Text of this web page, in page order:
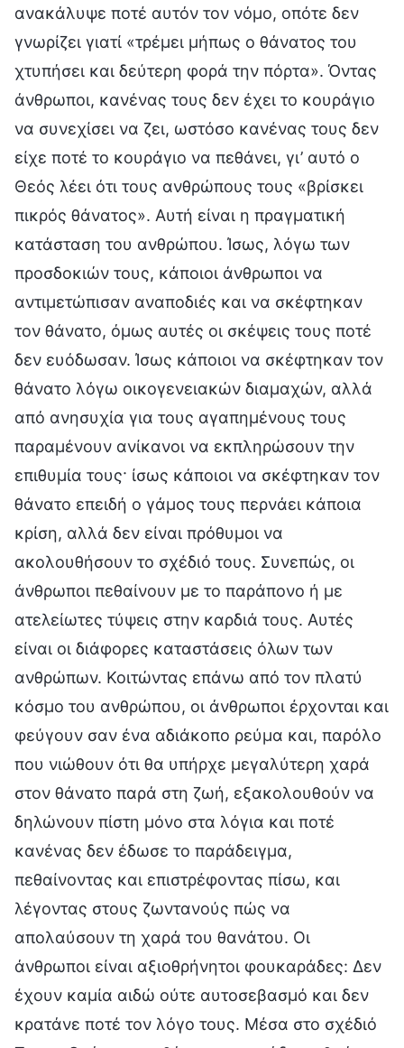
ανακάλυψε ποτέ αυτόν τον νόμο, οπότε δεν
γνωρίζει γιατί «τρέμει μήπως ο θάνατος του
χτυπήσει και δεύτερη φορά την πόρτα». Όντας
άνθρωποι, κανένας τους δεν έχει το κουράγιο
να συνεχίσει να ζει, ωστόσο κανένας τους δεν
είχε ποτέ το κουράγιο να πεθάνει, γι’ αυτό ο
Θεός λέει ότι τους ανθρώπους τους «βρίσκει
πικρός θάνατος». Αυτή είναι η πραγματική
κατάσταση του ανθρώπου. Ίσως, λόγω των
προσδοκιών τους, κάποιοι άνθρωποι να
αντιμετώπισαν αναποδιές και να σκέφτηκαν
τον θάνατο, όμως αυτές οι σκέψεις τους ποτέ
δεν ευόδωσαν. Ίσως κάποιοι να σκέφτηκαν τον
θάνατο λόγω οικογενειακών διαμαχών, αλλά
από ανησυχία για τους αγαπημένους τους
παραμένουν ανίκανοι να εκπληρώσουν την
επιθυμία τους· ίσως κάποιοι να σκέφτηκαν τον
θάνατο επειδή ο γάμος τους περνάει κάποια
κρίση, αλλά δεν είναι πρόθυμοι να
ακολουθήσουν το σχέδιό τους. Συνεπώς, οι
άνθρωποι πεθαίνουν με το παράπονο ή με
ατελείωτες τύψεις στην καρδιά τους. Αυτές
είναι οι διάφορες καταστάσεις όλων των
ανθρώπων. Κοιτώντας επάνω από τον πλατύ
κόσμο του ανθρώπου, οι άνθρωποι έρχονται και
φεύγουν σαν ένα αδιάκοπο ρεύμα και, παρόλο
που νιώθουν ότι θα υπήρχε μεγαλύτερη χαρά
στον θάνατο παρά στη ζωή, εξακολουθούν να
δηλώνουν πίστη μόνο στα λόγια και ποτέ
κανένας δεν έδωσε το παράδειγμα,
πεθαίνοντας και επιστρέφοντας πίσω, και
λέγοντας στους ζωντανούς πώς να
απολαύσουν τη χαρά του θανάτου. Οι
άνθρωποι είναι αξιοθρήνητοι φουκαράδες: Δεν
έχουν καμία αιδώ ούτε αυτοσεβασμό και δεν
κρατάνε ποτέ τον λόγο τους. Μέσα στο σχέδιό